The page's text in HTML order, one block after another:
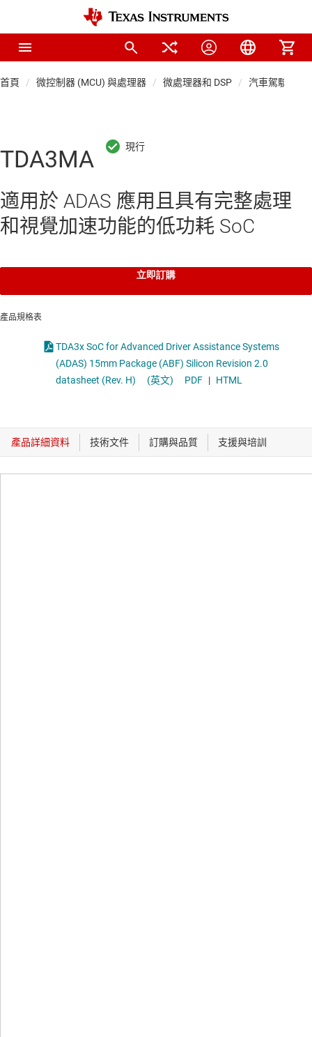
首頁 微控制器 (MCU) 與處理器 微處理器和 DSP 汽車駕駛輔助
TDA3MA
適用於 ADAS 應用且具有完整處理
和視覺加速功能的低功耗 SoC
立即訂購
產品規格表
TDA3x SoC for Advanced Driver Assistance Systems
(ADAS) 15mm Package (ABF) Silicon Revision 2.0
datasheet (Rev. H)
(英文) PDF | HTML